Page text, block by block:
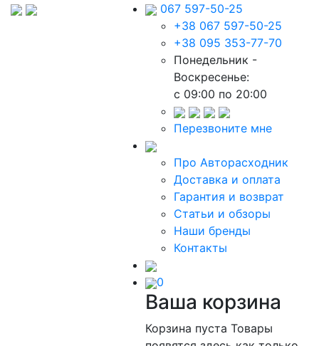
067 597-50-25
+38 067 597-50-25
+38 095 353-77-70
Понедельник -
Воскресенье:
c 09:00 по 20:00
Перезвоните мне
Про Авторасходник
Доставка и оплата
Гарантия и возврат
Статьи и обзоры
Наши бренды
Контакты
0
Ваша корзина
Корзина пустаТовары